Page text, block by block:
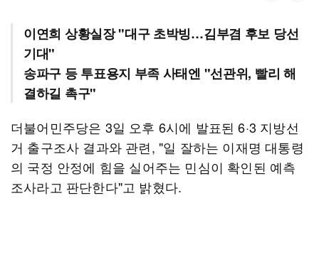
이연희 상황실장 "대구 초박빙…김부겸 후보 당선
기대"
송파구 등 투표용지 부족 사태엔 "선관위, 빨리 해
결하길 촉구"
더불어민주당은 3일 오후 6시에 발표된 6·3 지방선
거 출구조사 결과와 관련, "일 잘하는 이재명 대통령
의 국정 안정에 힘을 실어주는 민심이 확인된 예측
조사라고 판단한다"고 밝혔다.